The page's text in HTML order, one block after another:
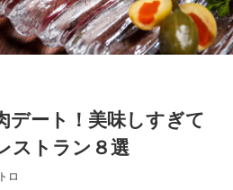
デート！美味しすぎて
ストラン８選
ロ